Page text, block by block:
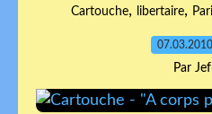
Cartouche, libertaire,
07.03.2010
Par